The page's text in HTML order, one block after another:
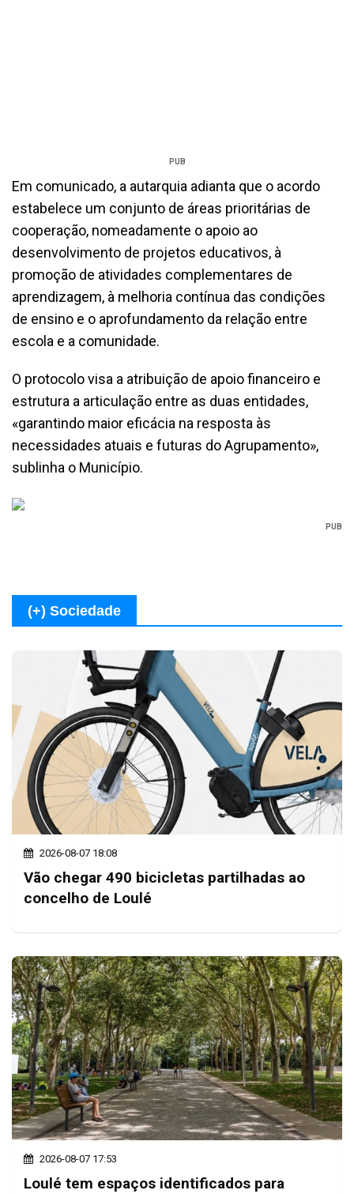
PUB
Em comunicado, a autarquia adianta que o acordo
estabelece um conjunto de áreas prioritárias de
cooperação, nomeadamente o apoio ao
desenvolvimento de projetos educativos, à
promoção de atividades complementares de
aprendizagem, à melhoria contínua das condições
de ensino e o aprofundamento da relação entre
escola e a comunidade.
O protocolo visa a atribuição de apoio financeiro e
estrutura a articulação entre as duas entidades,
«garantindo maior eficácia na resposta às
necessidades atuais e futuras do Agrupamento»,
sublinha o Município.
PUB
(+) Sociedade
2026-08-07 18:08
Vão chegar 490 bicicletas partilhadas ao
concelho de Loulé
2026-08-07 17:53
Loulé tem espaços identificados para